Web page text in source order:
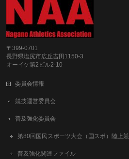
〒399-0701
長野県塩尻市広丘吉田1150-3
オーイケ第2ビル2-10
委員会情報
競技運営委員会
普及強化委員会
第80回国民スポーツ大会（国スポ）陸上
普及強化関連ファイル